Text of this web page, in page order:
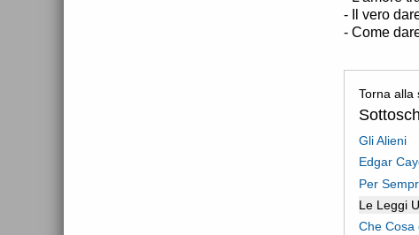
- Il vero
- Come
Torna alla
Gli Alieni
Edgar
Per
Le Leggi
Che Cosa